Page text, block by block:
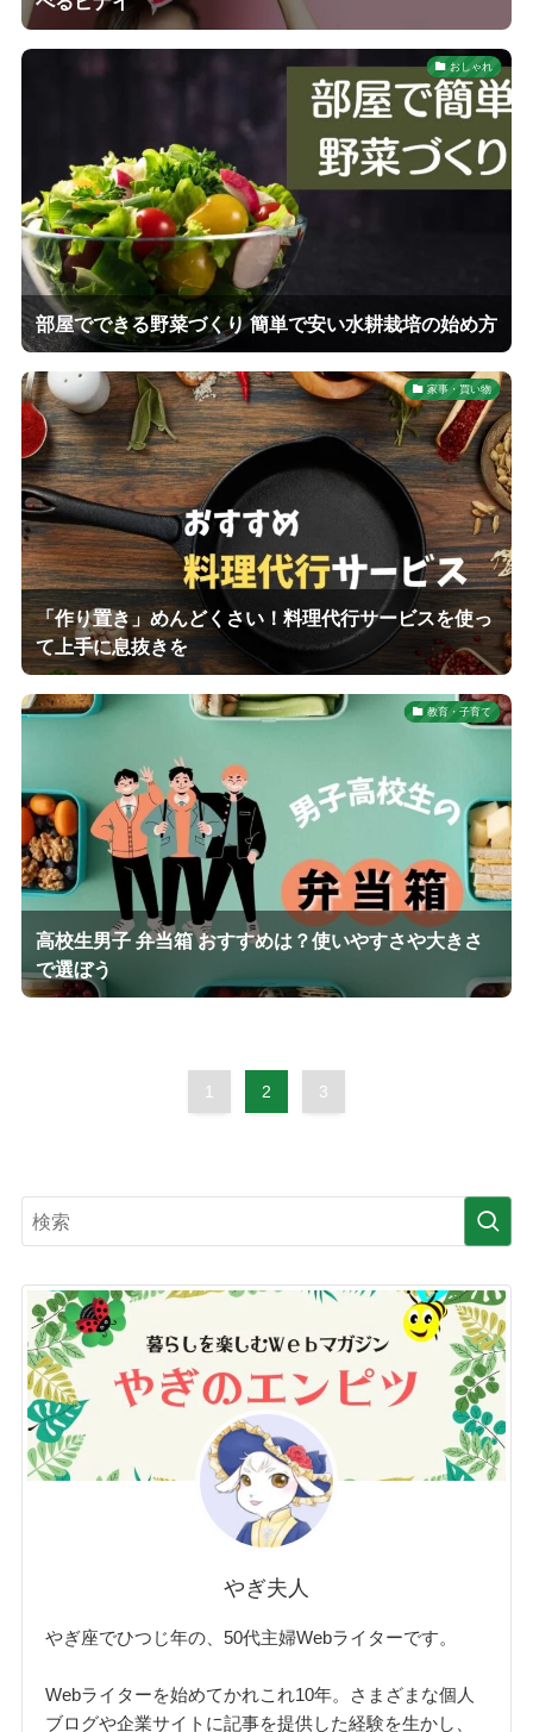
おしゃれ
部屋でできる野菜づくり 簡単で安い水耕栽培の始め方
家事・買い物
「作り置き」めんどくさい！料理代行サービスを使っ
て上手に息抜きを
教育・子育て
高校生男子 弁当箱 おすすめは？使いやすさや大きさ
で選ぼう
1 2 3
やぎ夫人
やぎ座でひつじ年の、50代主婦Webライターです。
Webライターを始めてかれこれ10年。さまざまな個人
ブログや企業サイトに記事を提供した経験を生かし、